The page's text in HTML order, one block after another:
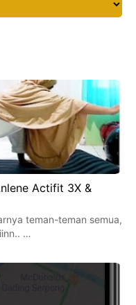
Actifit 3X &
teman-teman semua,
…